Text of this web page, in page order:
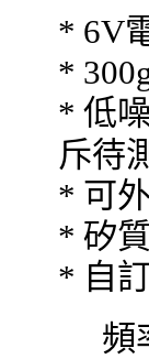
* 6V
*
* 低
斥待
* 可
* 矽
* 自
頻